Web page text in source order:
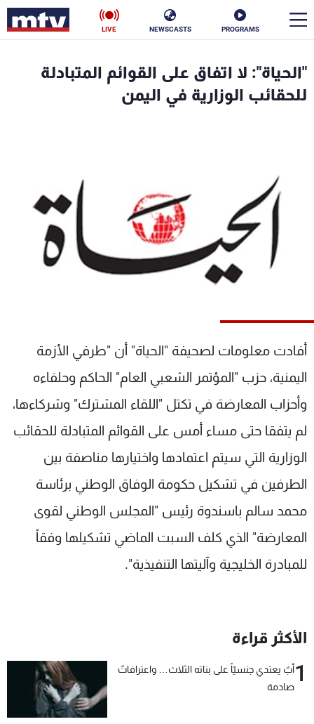
PROGRAMS
NEWSCASTS
LIVE
"الحياة": لا اتفاق على القوائم المتبادلة
للحقائب الوزارية في اليمن
أفادت معلومات لصحيفة "الحياة" أن "طرفي الأزمة
اليمنية، حزب "المؤتمر الشعبي العام" الحاكم وحلفاءه
وأحزاب المعارضة في تكتل "اللقاء المشترك" وشركاءها،
لم يتفقا حتى مساء أمس على القوائم المتبادلة للحقائب
الوزارية التي سيتم اعتمادها واختيارها مناصفة بين
الطرفين في تشكيل حكومة الوفاق الوطني برئاسة
محمد سالم باسندوة رئيس "المجلس الوطني لقوى
المعارضة" الذي كلف السبت الماضي تشكيلها وفقاً
للمبادرة الخليجية وآليتها التنفيذية".
الأكثر قراءة
1أبٌ يعتدي جنسيّاً على بناته الثلاث… واعترافاتٌ
صادمة
الأخبار
منوعات رياضة
كأس العالم
الترددات
عن MTV
الإنـتـاج
لاعلاناتكم
تواصل معنا
شروط الإسـتخدام
سياسة الخصوصية